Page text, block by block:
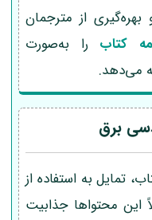
از مترجمان
کتاب را به‌صورت
می‌دهد.
برق
تمایل به استفاده از
این محتواها جذابیت